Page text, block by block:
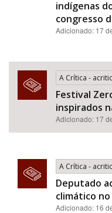
indígenas
congresso
Adicionado: 17
A Crítica -
Festival
inspirados
Adicionado: 17
A Crítica -
Deputado
climático no
Adicionado: 16